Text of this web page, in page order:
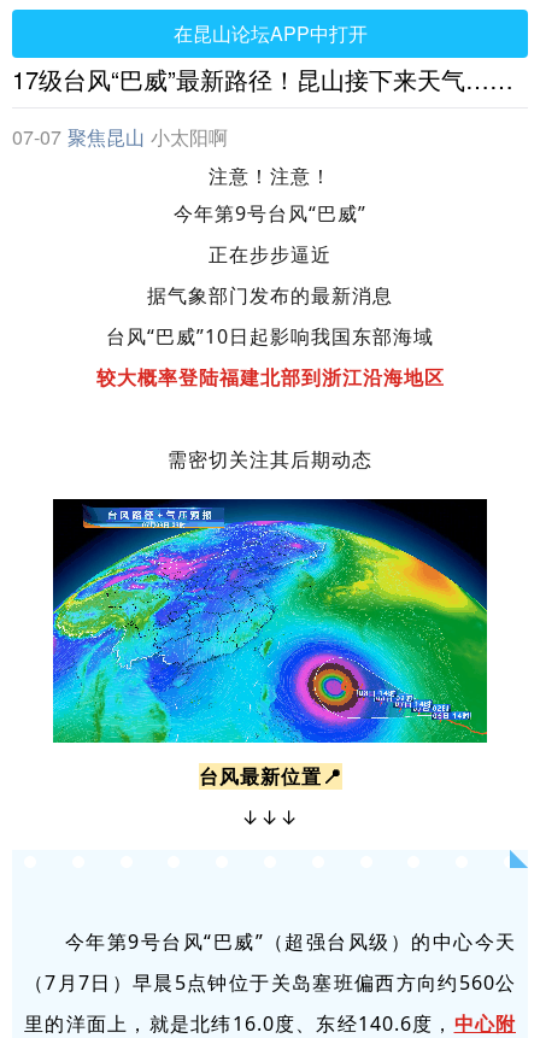
在昆山论坛APP中打开
17级台风“巴威”最新路径！昆山接下来天气……
07-07 聚焦昆山 小太阳啊
注意！注意！
今年第9号台风“巴威”
正在步步逼近
据气象部门发布的最新消息
台风“巴威”10日起影响我国东部海域
较大概率登陆福建北部到浙江沿海地区
需密切关注其后期动态
台风最新位置📍
↓↓↓
今年第9号台风“巴威”（超强台风级）的中心今天
（7月7日）早晨5点钟位于关岛塞班偏西方向约560公
里的洋面上，就是北纬16.0度、东经140.6度， 中心附